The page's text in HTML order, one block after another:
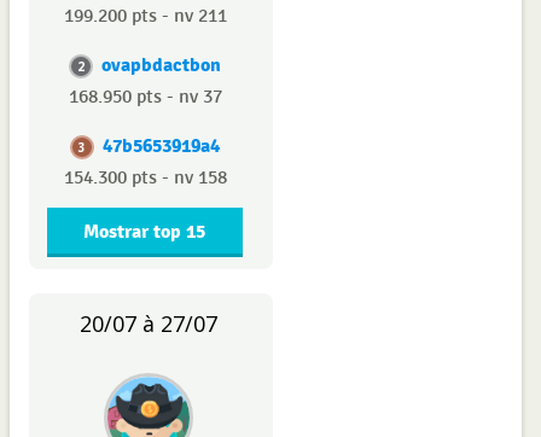
199.200 pts - nv 211
2 ovapbdactbon
168.950 pts - nv 37
3 47b5653919a4
154.300 pts - nv 158
Mostrar top 15
20/07 à 27/07